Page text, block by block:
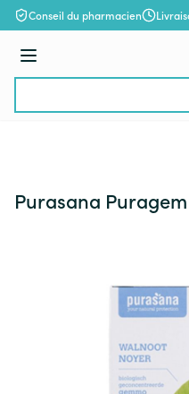
Aller au contenu
Conseil du pharmacien
Menu
Purasana